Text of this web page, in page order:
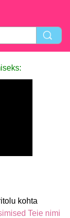
kohta
Teie nimi